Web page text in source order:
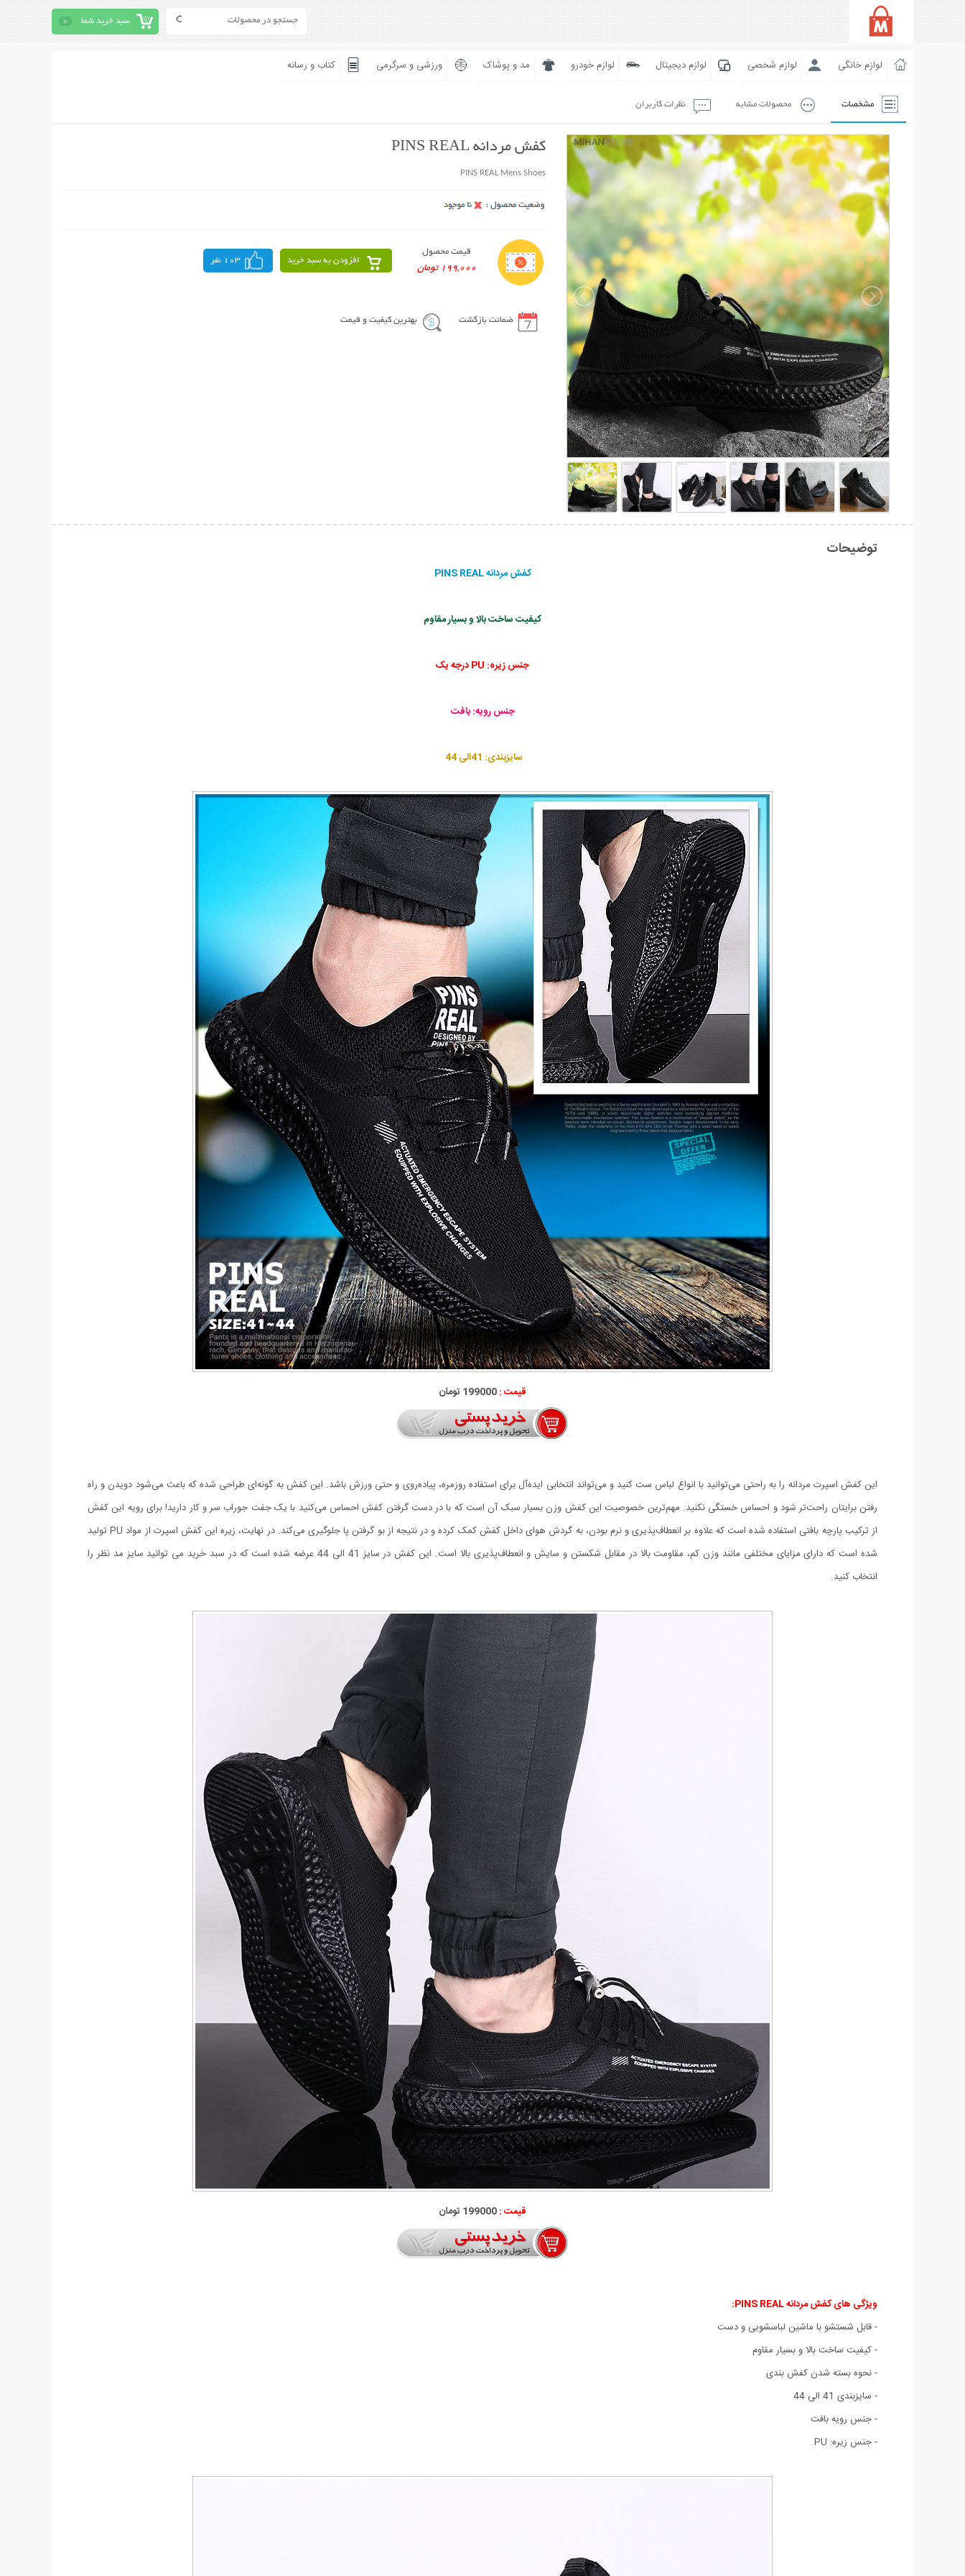
سبد خرید شما 0
لوازم خانگی لوازم شخصی لوازم دیجیتال لوازم خودرو مد و پوشاک ورزشی و سرگرمی کتاب و رسانه
مشخصات محصولات مشابه نظرات کاربران
کفش مردانه PINS REAL
PINS REAL Mens Shoes
قیمت محصول
199,000 تومان
افزودن به سبد خرید 103 نفر
ضمانت بازگشت بهترین کیفیت و قیمت
توضیحات
کفش مردانه PINS REAL
کیفیت ساخت بالا و بسیار مقاوم
جنس زیره: PU درجه یک
جنس رویه: بافت
سایزبندی: 41الی 44
قیمت :199000 تومان
این کفش اسپرت مردانه را به راحتی می‌توانید با انواع لباس ست کنید و می‌تواند انتخابی ایده‌آل برای استفاده روزمره، پیاده‌روی و حتی ورزش باشد. این کفش به گونه‌ای طراحی شده که باعث می‌شود دویدن و راه
رفتن برایتان راحت‌تر شود و احساس خستگی نکنید. مهم‌ترین خصوصیت این کفش وزن بسیار سبک آن است که با در دست گرفتن کفش احساس می‌کنید با یک جفت جوراب سر و کار دارید! برای رویه این کفش
از ترکیب پارچه بافتی استفاده شده است که علاوه بر انعطاف‌پذیری و نرم بودن، به گردش هوای داخل کفش کمک کرده و در نتیجه از بو گرفتن پا جلوگیری می‌کند
. در نهایت، زیره این کفش اسپرت از مواد PU تولید
شده است که دارای مزایای مختلفی مانند وزن کم، مقاومت بالا در مقابل شکستن و سایش و انعطاف‌پذیری بالا است. این کفش در سایز 41 الی 44 عرضه شده است که در سبد خرید می توانید سایز مد نظر را
انتخاب کنید.
قیمت :199000 تومان
ویژگی های کفش مردانه PINS REAL:
- قابل شستشو با ماشین لباسشویی و دست
- کیفیت ساخت بالا و بسیار مقاوم
- نحوه بسته شدن کفش بندی
- سایزبندی 41 الی 44
- جنس رویه بافت
- جنس زیره: PU